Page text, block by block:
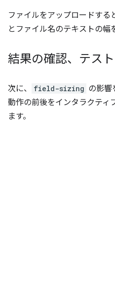
ファイルをアップロードする
とファイル名のテキストの幅
結果の確認、テス
次に、 field-sizing の影響
動作の前後をインタラクティ
ます。